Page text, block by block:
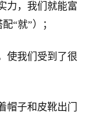
力，我们就能富
“就”）；
使我们受到了很
帽子和皮靴出门